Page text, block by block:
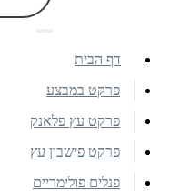
דף הבית
פרקט במבצע
פרקט עץ פלאנק
פרקט פישבון עץ
פנלים פולימריים